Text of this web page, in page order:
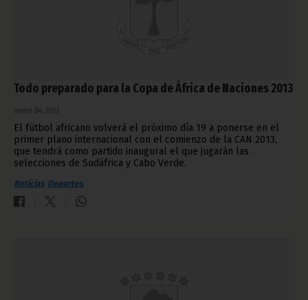
Todo preparado para la Copa de África de Naciones 2013
enero 04, 2013
El fútbol africano volverá el próximo día 19 a ponerse en el
primer plano internacional con el comienzo de la CAN 2013,
que tendrá como partido inaugural el que jugarán las
selecciones de Sudáfrica y Cabo Verde.
Noticias Deportes